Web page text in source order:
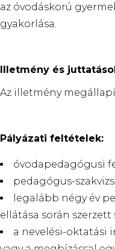
az óvodáskorú
gyakorlása.
Illetmény és
Az illetmény
Pályázati feltételek:
óvodapedagógusi
pedagógus-
legalább négy év
ellátása során
a nevelési-oktatási